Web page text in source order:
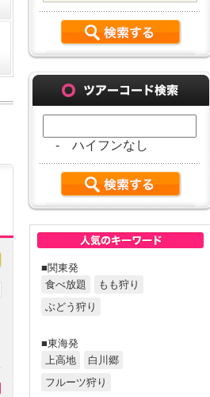
- ハイフンなし
■関東発
食べ放題
もも狩り
ぶどう狩り
■東海発
上高地
白川郷
フルーツ狩り